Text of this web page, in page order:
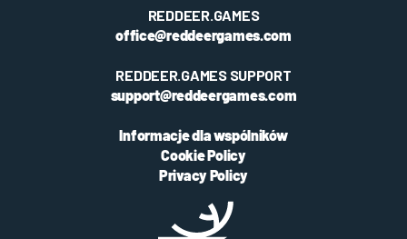
REDDEER.GAMES
office@reddeergames.com
REDDEER.GAMES SUPPORT
support@reddeergames.com
Informacje dla wspólników
Cookie Policy
Privacy Policy